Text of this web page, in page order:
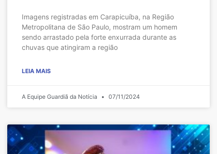
Imagens registradas em Carapicuíba, na Região
Metropolitana de São Paulo, mostram um homem
sendo arrastado pela forte enxurrada durante as
chuvas que atingiram a região
LEIA MAIS
A Equipe Guardiã da Notícia 07/11/2024